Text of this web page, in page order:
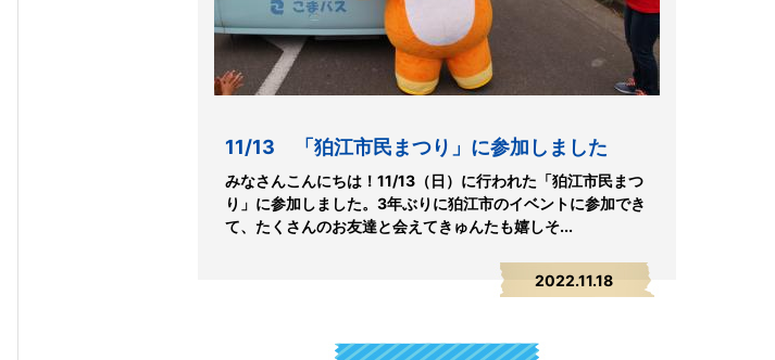
11/13 「狛江市民まつり」に参加しました
みなさんこんにちは！11/13（日）に行われた「狛江市民まつ
り」に参加しました。3年ぶりに狛江市のイベントに参加でき
て、たくさんのお友達と会えてきゅんたも嬉しそ...
2022.11.18